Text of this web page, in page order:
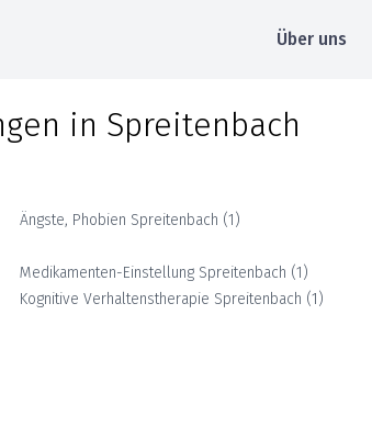
Über uns
in Spreitenbach
Ängste, Phobien Spreitenbach (1)
Medikamenten-Einstellung Spreitenbach (1)
Kognitive Verhaltenstherapie Spreitenbach (1)